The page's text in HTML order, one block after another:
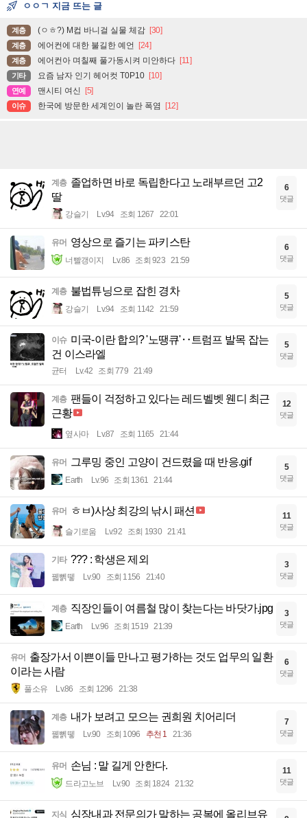
ㅇㅇㄱ 지금 뜨는 글
계층 (ㅇㅎ?) M컵 바니걸 실물 체감 [30]
계층 에어컨에 대한 불길한 예언 [24]
계층 에어컨아 며칠째 풀가동시켜 미안하다 [11]
기타 요즘 남자 인기 헤어컷 T0P10 [10]
연예 맨시티 여신 [5]
이슈 한국에 방문한 세계인이 놀란 폭염 [12]
계층 졸업하면 바로 독립한다고 노래부르던 고2
딸
강슬기 Lv.94 조회 1267 22:01
6
댓글
유머 영상으로 즐기는 파키스탄
너빨갱이지 Lv.86 조회 923 21:59
6
댓글
계층 불법튜닝으로 잡힌 경차
강슬기 Lv.94 조회 1142 21:59
5
댓글
이슈 미국-이란 합의? '노땡큐'‥트럼프 발목 잡는
건 이스라엘
균터 Lv.42 조회 779 21:49
5
댓글
계층 팬들이 걱정하고 있다는 레드벨벳 웬디 최근
근황
옆사마 Lv.87 조회 1165 21:44
12
댓글
유머 그루밍 중인 고양이 건드렸을 때 반응.gif
Earth Lv.96 조회 1361 21:44
5
댓글
유머 ㅎㅂ)사상 최강의 낚시 패션
슬기로움 Lv.92 조회 1930 21:41
11
댓글
기타 ??? : 학생은 제외
꿻뻵뗗 Lv.90 조회 1156 21:40
3
댓글
계층 직장인들이 여름철 많이 찾는다는 바닷가.jpg
Earth Lv.96 조회 1519 21:39
3
댓글
유머 출장가서 이쁜이들 만나고 평가하는 것도 업무의 일환
이라는 사람
풀소유 Lv.86 조회 1296 21:38
6
댓글
계층 내가 보려고 모으는 권희원 치어리더
꿻뻵뗗 Lv.90 조회 1096 추천 1 21:36
7
댓글
유머 손님 : 말 길게 안한다.
드라고노브 Lv.90 조회 1824 21:32
11
댓글
지식 심장내과 전문의가 말하는 공복에 올리브유